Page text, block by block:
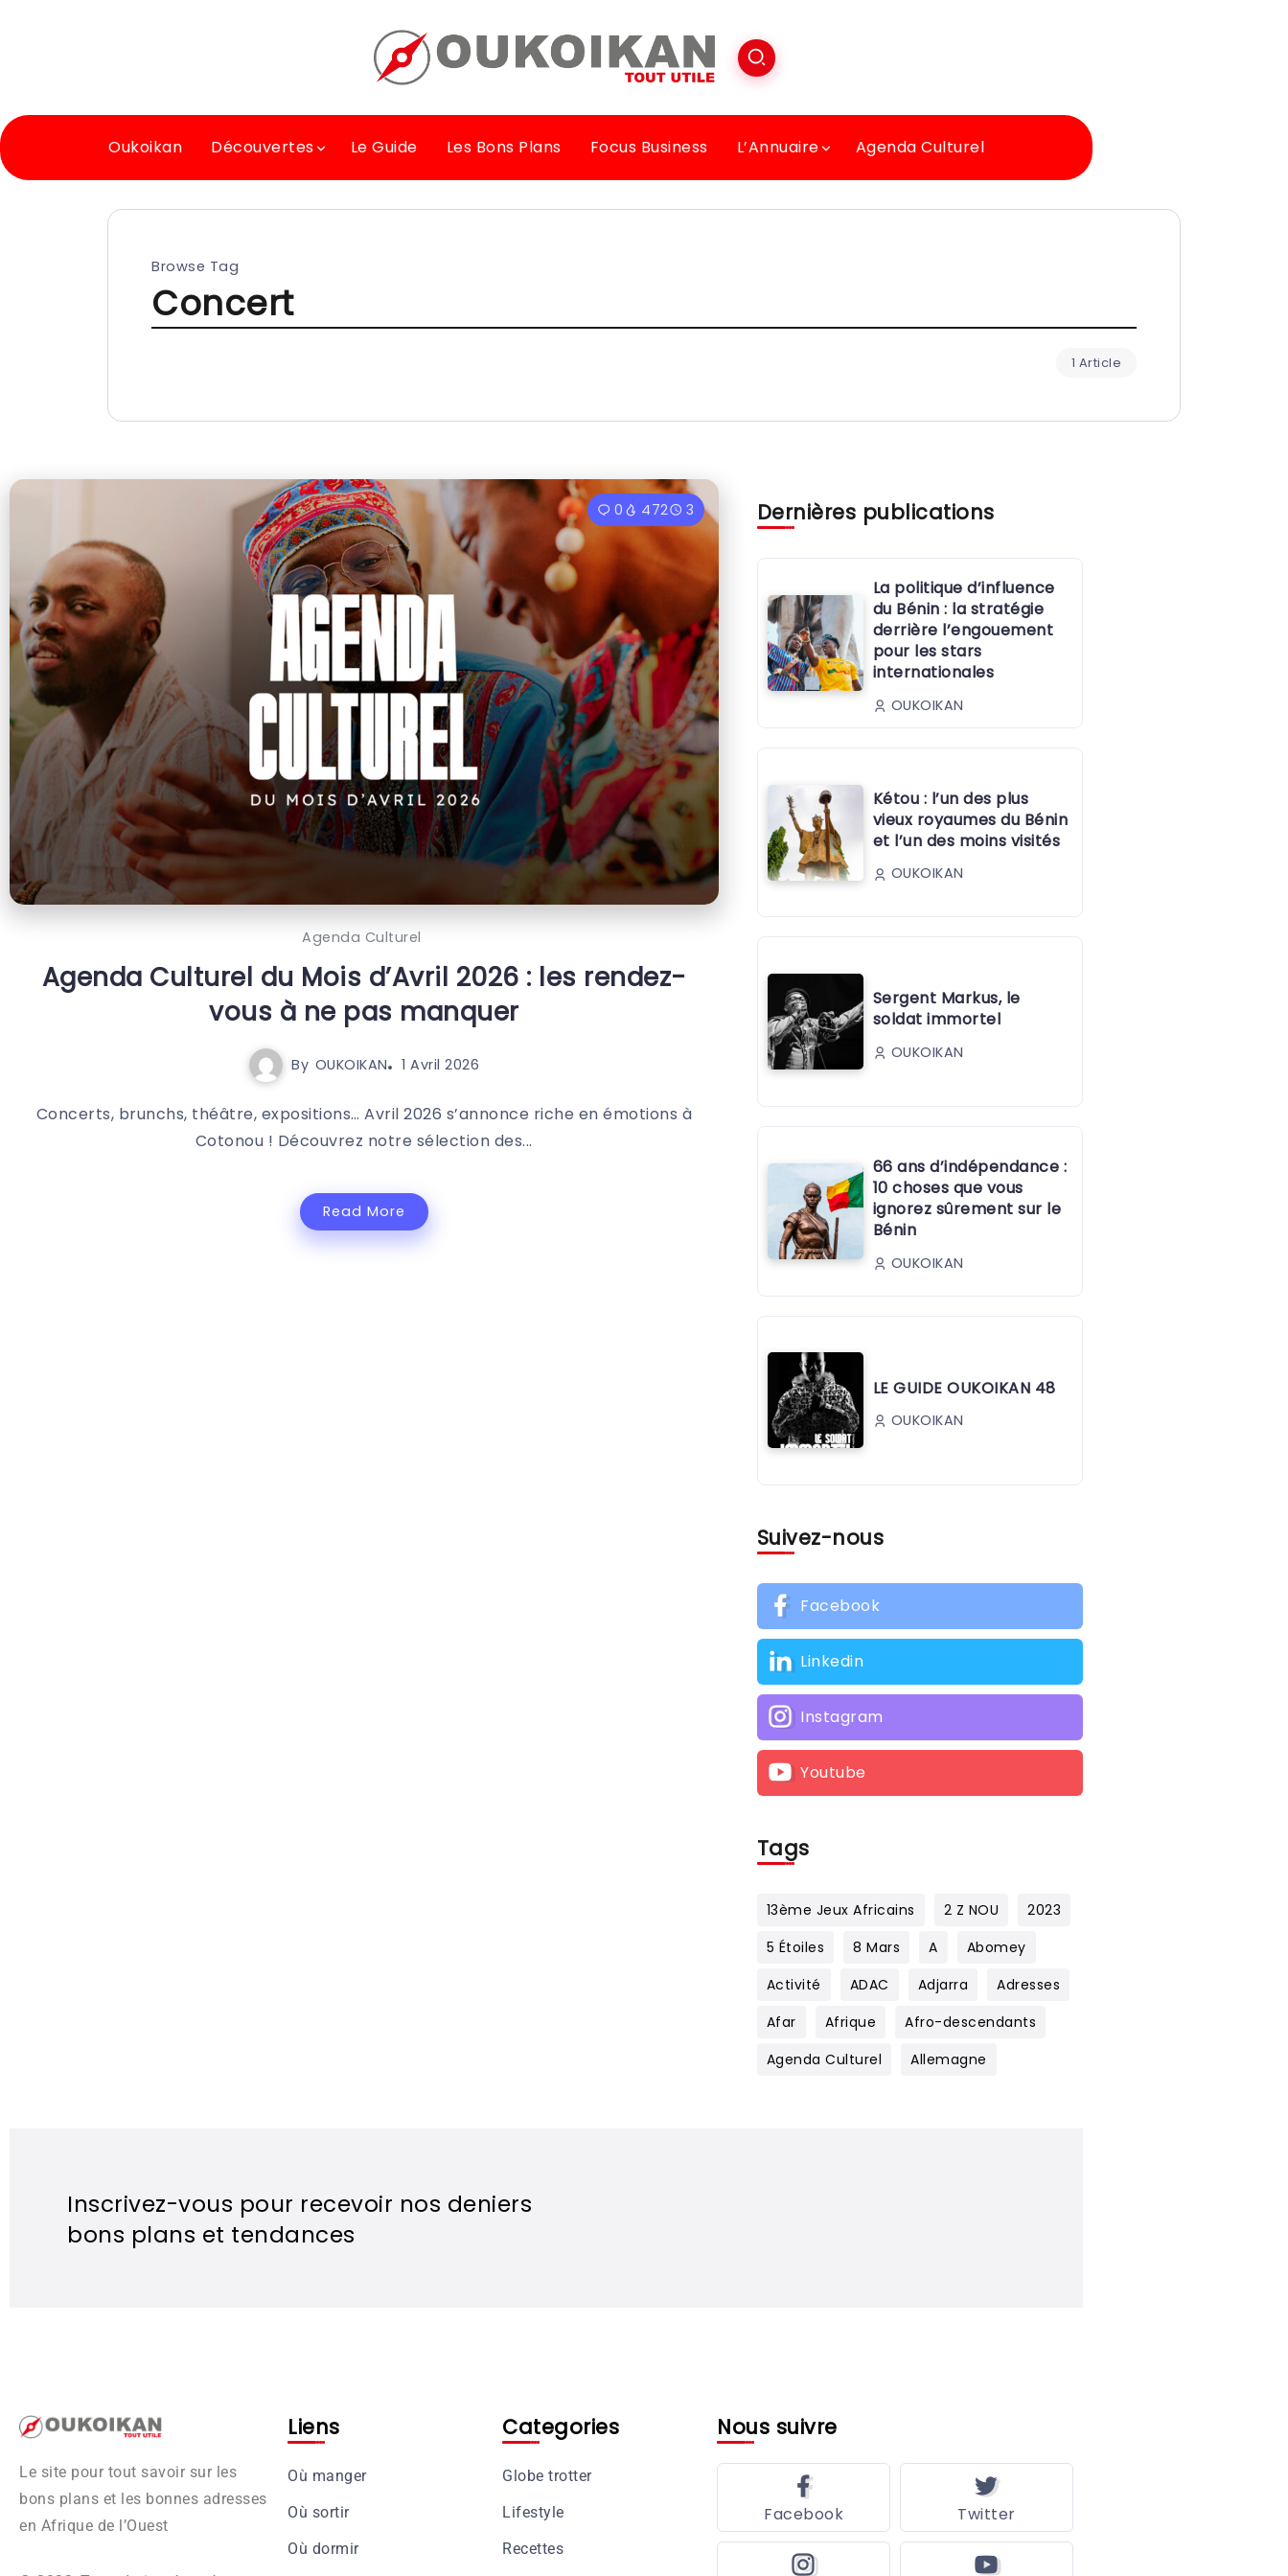
Oukoikan Découvertes Le Guide Les Bons Plans Focus Business L’Annuaire Agenda Culturel
Browse Tag
Concert
1 Article
0 472 3
Agenda Culturel
Agenda Culturel du Mois d’Avril 2026 : les rendez-
vous à ne pas manquer
By OUKOIKAN 1 Avril 2026
Concerts, brunchs, théâtre, expositions… Avril 2026 s’annonce riche en émotions à
Cotonou ! Découvrez notre sélection des...
Read More
Dernières publications
La politique d’influence
du Bénin : la stratégie
derrière l’engouement
pour les stars
internationales
OUKOIKAN
Kétou : l’un des plus
vieux royaumes du Bénin
et l’un des moins visités
OUKOIKAN
Sergent Markus, le
soldat immortel
OUKOIKAN
66 ans d’indépendance :
10 choses que vous
ignorez sûrement sur le
Bénin
OUKOIKAN
LE GUIDE OUKOIKAN 48
OUKOIKAN
Suivez-nous
Facebook
Linkedin
Instagram
Youtube
Tags
13ème Jeux Africains 2 Z NOU
2023
5 Étoiles
8 Mars A
Abomey
Activité
ADAC Adjarra
Adresses
Afar
Afrique
Afro-descendants
Agenda Culturel
Allemagne
Inscrivez-vous pour recevoir nos deniers
bons plans et tendances
Le site pour tout savoir sur les
bons plans et les bonnes adresses
en Afrique de l’Ouest
Liens
Où manger
Où sortir
Où dormir
Categories
Globe trotter
Lifestyle
Recettes
Nous suivre
Facebook Twitter